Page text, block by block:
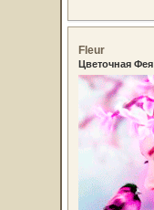
Fleur
Цветочная Фея